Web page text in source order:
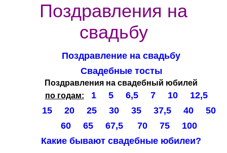
Поздравления на
свадьбу
Поздравление на свадьбу
Свадебные тосты
Поздравления на свадебный юбилей
по годам:
1 5 6,5 7 10
12,5
15
20 25 30 35 37,5 40
50
60
65 67,5 70 75
100
Какие бывают свадебные юбилеи?